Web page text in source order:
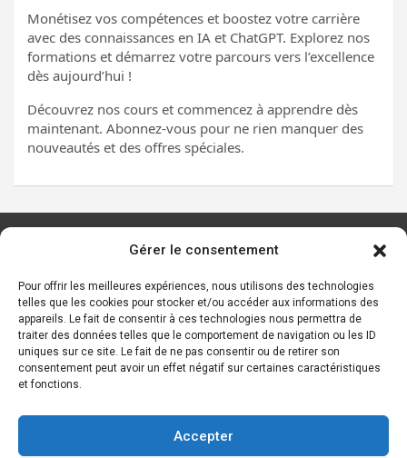
Gérer le consentement
Pour offrir les meilleures expériences, nous utilisons des technologies
telles que les cookies pour stocker et/ou accéder aux informations des
appareils. Le fait de consentir à ces technologies nous permettra de
traiter des données telles que le comportement de navigation ou les ID
uniques sur ce site. Le fait de ne pas consentir ou de retirer son
consentement peut avoir un effet négatif sur certaines caractéristiques
et fonctions.
Accepter
Monétisez vos compétences et boostez votre carrière
avec des connaissances en IA et ChatGPT. Explorez nos
formations et démarrez votre parcours vers l’excellence
dès aujourd’hui !
Découvrez nos cours et commencez à apprendre dès
maintenant. Abonnez-vous pour ne rien manquer des
nouveautés et des offres spéciales.
Les principaux outils d’IA
Ressources sur l’IA
Start-ups de l’IA
Les personnalités de l’IA
Lexique de l’IA générative et des chatbots IA